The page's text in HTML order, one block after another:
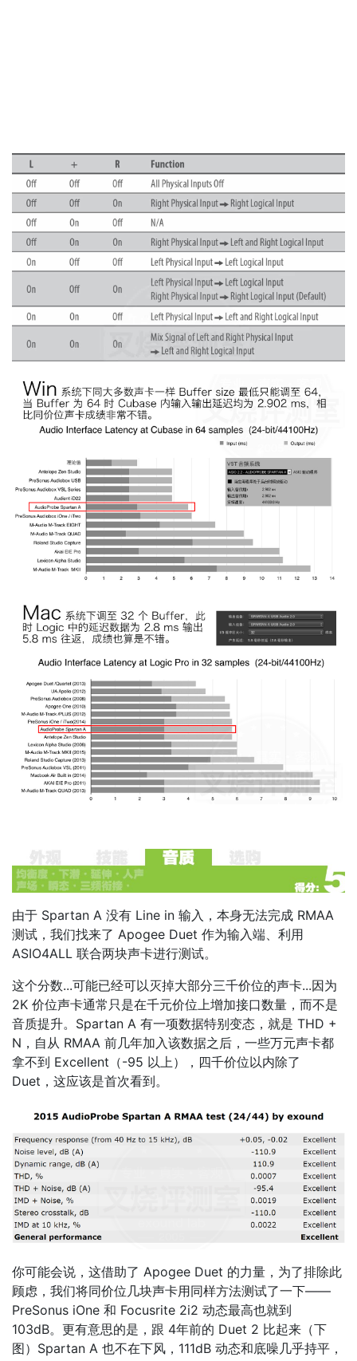
由于 Spartan A 没有 Line in 输入，本身无法完成 RMAA
测试，我们找来了 Apogee Duet 作为输入端、利用
ASIO4ALL 联合两块声卡进行测试。
这个分数...可能已经可以灭掉大部分三千价位的声卡...因为
2K 价位声卡通常只是在千元价位上增加接口数量，而不是
音质提升。Spartan A 有一项数据特别变态，就是 THD +
N，自从 RMAA 前几年加入该数据之后，一些万元声卡都
拿不到 Excellent（-95 以上），四千价位以内除了
Duet，这应该是首次看到。
你可能会说，这借助了 Apogee Duet 的力量，为了排除此
顾虑，我们将同价位几块声卡用同样方法测试了一下——
PreSonus iOne 和 Focusrite 2i2 动态最高也就到
103dB。更有意思的是，跟 4年前的 Duet 2 比起来（下
图）Spartan A 也不在下风，111dB 动态和底噪几乎持平，